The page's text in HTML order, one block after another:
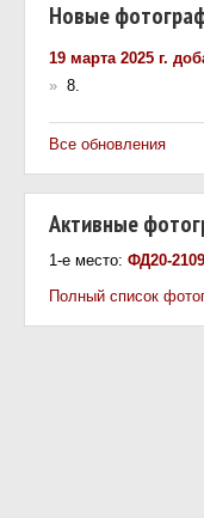
Новые
19 марта 2025 г.
» 8.
Все обновления
Активные
1-е место: ФД20-2109
Полный список